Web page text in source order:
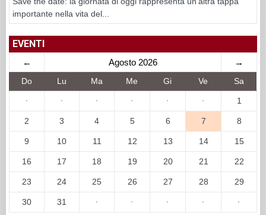
importante nella vita del...
EVENTI
← Agosto 2026 →
Do Lu Ma Me Gi Ve Sa
· · · · · · 1
2 3 4 5 6 7 8
9 10 11 12 13 14 15
16 17 18 19 20 21 22
23 24 25 26 27 28 29
30 31 · · · · ·